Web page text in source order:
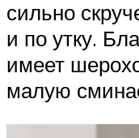
сильно
и по утку.
имеет
малую